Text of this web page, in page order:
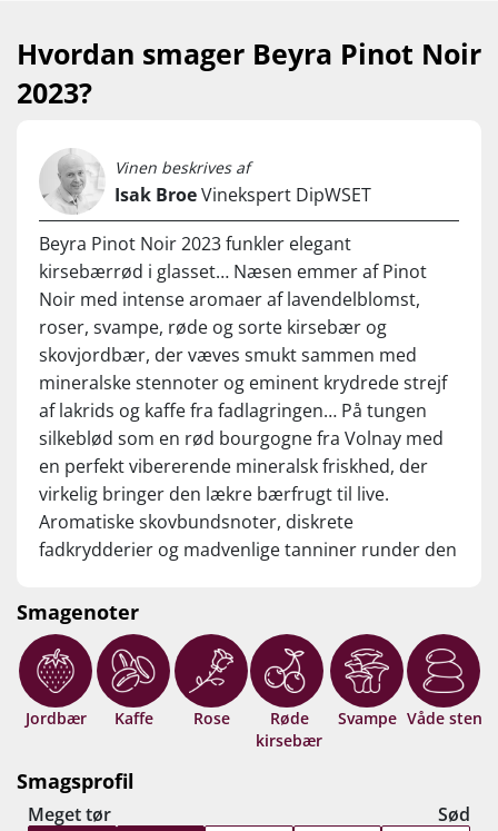
Hvordan smager Beyra Pinot Noir
2023?
Vinen beskrives af
Isak BroeVinekspert DipWSET
Beyra Pinot Noir 2023 funkler elegant
kirsebærrød i glasset… Næsen emmer af Pinot
Noir med intense aromaer af lavendelblomst,
roser, svampe, røde og sorte kirsebær og
skovjordbær, der væves smukt sammen med
mineralske stennoter og eminent krydrede strejf
af lakrids og kaffe fra fadlagringen… På tungen
silkeblød som en rød bourgogne fra Volnay med
en perfekt vibererende mineralsk friskhed, der
virkelig bringer den lækre bærfrugt til live.
Aromatiske skovbundsnoter, diskrete
fadkrydderier og madvenlige tanniner runder den
fra øverste hylde!! Drik nu eller gem 8-10 år fra
høståret.
Smagenoter
Jordbær Kaffe Rose
Røde
kirsebær
Svampe Våde sten
Smagsprofil
Meget tør
Sød